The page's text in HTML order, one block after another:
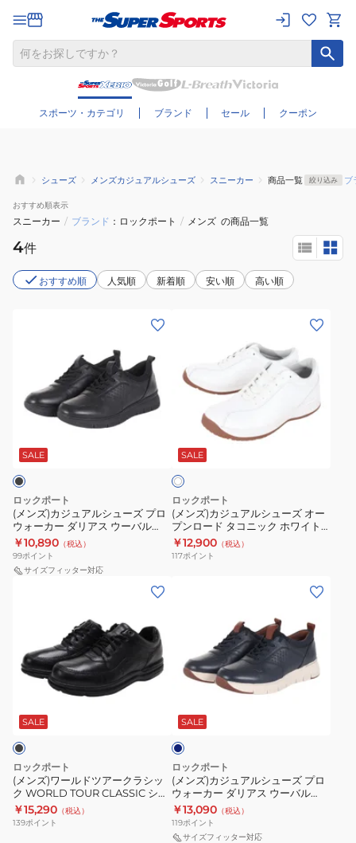
スポーツ・カテゴリ ブランド セール クーポン
さらに絞り込む
シューズ メンズカジュアルシューズ スニーカー 商品一覧 絞り込み ブ
おすすめ順表示
スニーカー / ブランド ロックポート / メンズ の商品一覧
4件
おすすめ順 人気順 新着順 安い順 高い順
ル
シ
ュ
ー
ズ
プ
ロ
ー
ア
ス
ウ
ー
バ
ル
SALE
ロックポート
(メンズ)カジュアルシューズ プロ
ウォーカー ダリアス ウーバル
ML0039
￥10,890 （税込）
99ポイント
サイズフィッター対応
カ
ル
シ
ュ
ー
ズ
オ
ニ
ッ
ク
ホ
ワ
イ
ト
SALE
ホ
ロックポート
(メンズ)カジュアルシューズ オー
プンロード タコニック ホワイト
ML0007 スニーカー タウンシュ
ーズ 通勤 会社 父の日
￥12,900 （税込）
117ポイント
ー
ツ
ア
ー
ク
ラ
シ
SALE
ロックポート
(メンズ)ワールドツアークラシッ
ク WORLD TOUR CLASSIC シュ
ーズ 黒 ブラック K71185BLK オフ
ィスカジュアル 通勤 通学
￥15,290 （税込）
139ポイント
ル
シ
ュ
ー
ズ
プ
ロ
SALE
ネ
ロックポート
(メンズ)カジュアルシューズ プロ
ウォーカー ダリアス ウーバル
ML0041
￥13,090 （税込）
119ポイント
サイズフィッター対応